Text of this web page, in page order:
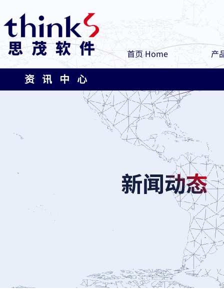
首页 Home 产
资 讯 中 心